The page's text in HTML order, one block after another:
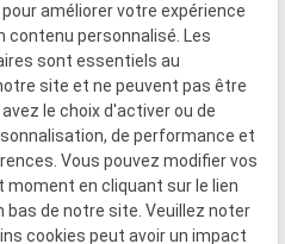
au Samedi
et de 13h30 à 18h00
rendez-vous.
Gestion
des
Plan du
site
améliorer votre expérience
contenu personnalisé. Les
sont essentiels au
site et ne peuvent pas être
le choix d'activer ou de
de performance et
Vous pouvez modifier vos
en cliquant sur le lien
bas de notre site. Veuillez noter
cookies peut avoir un impact